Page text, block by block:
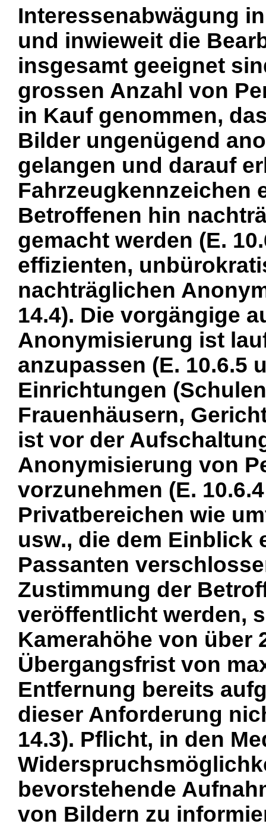
Interessenabwägung
und inwieweit die
insgesamt geeignet
grossen Anzahl von
in Kauf genommen,
Bilder ungenügend
gelangen und darauf
Fahrzeugkennzeichen
Betroffenen hin
gemacht werden (E.
effizienten,
nachträglichen
14.4). Die vorgängige
Anonymisierung ist
anzupassen (E. 10.6.5
Einrichtungen
Frauenhäusern,
ist vor der
Anonymisierung von
vorzunehmen (E.
Privatbereichen wie
usw., die dem Einblick
Passanten
Zustimmung der
veröffentlicht werden,
Kamerahöhe von über
Übergangsfrist von
Entfernung bereits
dieser Anforderung
14.3). Pflicht, in den
bevorstehende
von Bildern zu